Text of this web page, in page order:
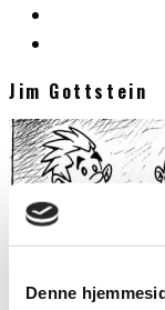
Denne
Jim Gottstein